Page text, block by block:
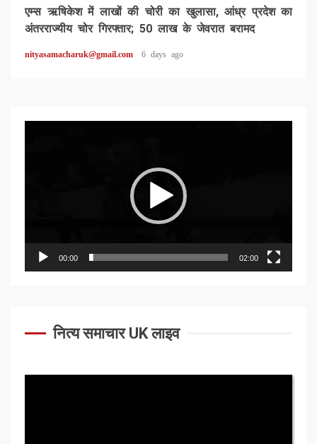
एम्स ऋषिकेश में लाखों की चोरी का खुलासा, आंध्र प्रदेश का
अंतरराज्यीय चोर गिरफ्तार; 50 लाख के जेवरात बरामद
nityasamacharuk@gmail.com 6 days ago
00:00 02:00
नित्य समाचार UK लाइव